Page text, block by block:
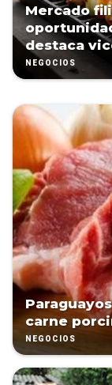
Mercado
destaca
NEGOCIOS
carne
NEGOCIOS